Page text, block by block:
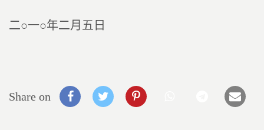
二○一○年二月五日
Share on